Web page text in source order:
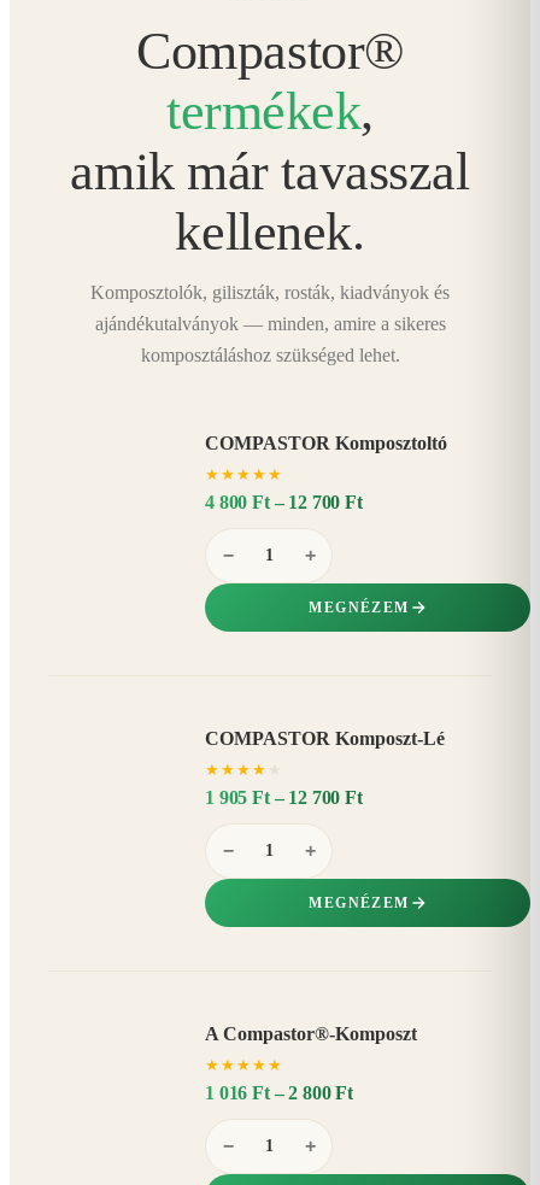
Compastor®
termékek,
amik már tavasszal
kellenek.
Komposztolók, giliszták, rosták, kiadványok és
ajándékutalványok — minden, amire a sikeres
komposztáláshoz szükséged lehet.
COMPASTOR Komposztoltó
★ ★ ★ ★ ★
4 800 Ft – 12 700 Ft
− +
MEGNÉZEM
COMPASTOR Komposzt-Lé
★ ★ ★ ★
1 905 Ft – 12 700 Ft
− +
MEGNÉZEM
A Compastor®-Komposzt
★ ★ ★ ★ ★
1 016 Ft – 2 800 Ft
− +